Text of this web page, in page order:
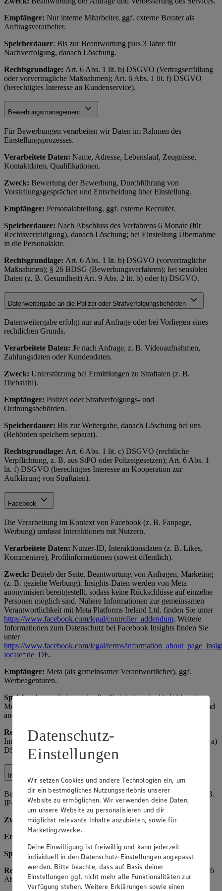
Empfänger: Nur interne Mitarbeiter, ggf. externe Berater als
Auftragsverarbeiter.
Speicherdauer: Bis zur Beantwortung plus 3 Jahre für
Nachverfolgung, danach Löschung.
Rechtsgrundlage: Art. 6 Abs. 1 lit. b) DSGVO (Vertragserfüllung
oder vorvertragliche Maßnahmen); Art. 6 Abs. 1 lit. f) DSGVO
(berechtigtes Interesse an Kundenservice).
Bewerbungsmanagement
Für Bewerbungen verarbeiten wir Daten im Rahmen des
Einstellungsprozesses.
Verarbeitete Daten: Name, Adresse, Lebenslauf, Zeugnisse,
Kontaktdaten, Qualifikationen.
Zweck: Bewertung der Bewerbung, Durchführung von
Vorstellungsgesprächen und Entscheidung über Einstellung.
Empfänger: Personalabteilung, ggf. externe Recruiter.
Speicherdauer: Nach Abschluss des Verfahrens 6 Monate (für
Rechtsverteidigung), danach Löschung; bei Einstellung Übernahme
in die Personalakte.
Rechtsgrundlage: Art. 6 Abs. 1 lit. b) DSGVO (vorvertragliche
Maßnahmen); § 26 BDSG (Bewerbungsverfahren); bei sensiblen
Daten (z. B. Gesundheit) Art. 9 Abs. 2 lit. b) oder h) DSGVO.
Datenweitergabe an die Polizei oder Strafverfolgungsbehörden
Datenweitergabe erfolgt nur auf Anfrage oder bei Vorliegen eines
rechtlichen Grunds.
Verarbeitete Daten: Je nach Anfrage, z. B. Videoaufnahmen,
Zahlungsdaten oder Kundendaten.
Zweck: Unterstützung bei Ermittlungen zu Straftaten (z. B.
Diebstahl).
Empfänger: Polizei oder Strafverfolgungs- und
Ordnungsbehörden.
Speicherdauer: Bis zur Weitergabe, danach Löschung bei uns
(Behörden speichern separat).
Rechtsgrundlage: Art. 6 Abs. 1 lit. c) DSGVO (rechtliche
Verpflichtung, z. B. aus StPO oder Polizeigesetzen); Art. 6 Abs. 1
lit. f) DSGVO (berechtigtes Interesse an Kooperation zur
Aufklärung von Straftaten).
Facebook
Die Verarbeitung im Kontext von Facebook (z. B. Fanpage,
Werbung) umfasst Interaktionen mit Nutzern.
Verarbeitete Daten: Nutzer-ID, Interaktionsdaten (z. B. Likes,
Kommentare), Profilinformationen (soweit öffentlich).
Zweck: Betrieb der Seite, Beantwortung von Anfragen, Marketing
(z. B. gezielte Werbung). Insights-Daten werden von Meta
anonymisiert bereitgestellt, sodass keine Rückschlüsse auf einzelne
Personen möglich sind. Nähere Informationen zur gemeinsamen
Verantwortlichkeit mit Meta Platforms Ireland Ltd. finden Sie unter
https://www.facebook.com/legal/controller_addendum. Weitere
Informationen zum Datenschutz bei Facebook Insights finden Sie
unter
https://www.facebook.com/legal/terms/
locale=de_DE.
Empfänger: Meta (als gemeinsamer Verantwortlicher), ggf.
Werbeagenturen.
Speicherdauer:Solange das Profil aktiv ist oder bis Widerruf,
Meta-speicher nach deren Richtlinien. Hinweis: Insights-Daten sind
anonymisiert.
Rechtsgrundlage:Art. 6 Abs. 1 lit. f) DSGVO (berechtigtes
Interesse an Social-Media-Präsenz); für Werbung Art. 6 Abs. 1 lit. a)
DSGVO (Einwilligung über Facebook-Einstellungen).
Internetauftritt
Beim Besuch unserer Website verarbeiten wir Nutzungsdaten (z. B.
IP-Adresse, Browsertyp, Seitenaufrufe).
Zweck:Bereitstellung und Optimierung der Website.
Empfänger
: Hosting-Dienstleister, ggf. Webanalyseanbieter.
Speicherdauer:Max. 14 Monate.
Rechtsgrundlage:Art. 6 Abs. 1 lit. f) DSGVO; bei Cookies Art. 6
Abs. 1 lit. a) DSGVO.
Datenschutz-
Einstellungen
Wir setzen Cookies und andere Technologien ein, um
dir ein bestmögliches Nutzungserlebnis unserer
Website zu ermöglichen. Wir verwenden deine Daten,
um unsere Website zu personalisieren und dir
möglichst relevante Inhalte anzubieten, sowie für
Marketingzwecke.
Deine Einwilligung ist freiwillig und kann jederzeit
individuell in den Datenschutz-Einstellungen angepasst
werden. Bitte beachte, dass auf Basis deiner
Einstellungen ggf. nicht mehr alle Funktionalitäten zur
Verfügung stehen. Weitere Erklärungen sowie einen